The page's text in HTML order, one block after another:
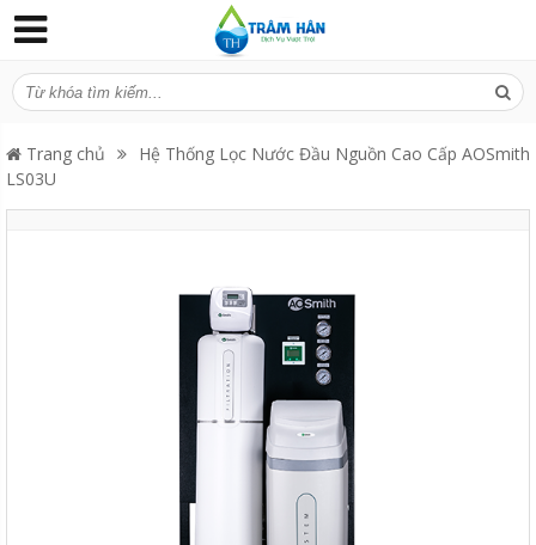
Trang chủ
Hệ Thống Lọc Nước Đầu Nguồn Cao Cấp AOSmith
LS03U